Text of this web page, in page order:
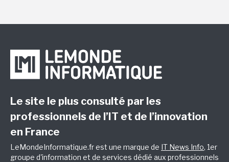
Le site le plus consulté par les
professionnels de l’IT et de l’innovation
en France
LeMondeInformatique.fr est une marque de IT News Info, 1er
groupe d'information et de services dédié aux professionnels